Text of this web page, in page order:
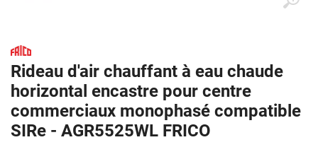
Rideau d'air chauffant à eau chaude
horizontal encastre pour centre
commerciaux monophasé compatible
SIRe - AGR5525WL FRICO